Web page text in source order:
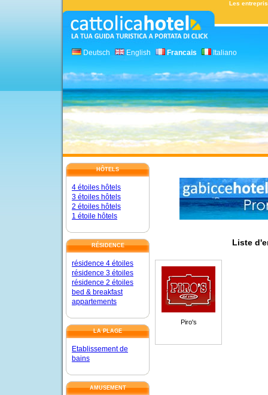
Les
Deutsch English Francais Italiano
HÔTELS
4 étoiles hôtels
3 étoiles hôtels
2 étoiles hôtels
1 étoile hôtels
RÉSIDENCE
résidence 4 étoiles
résidence 3 étoiles
résidence 2 étoiles
bed & breakfast
appartements
LA PLAGE
Etablissement de
bains
AMUSEMENT
Liste
Piro's